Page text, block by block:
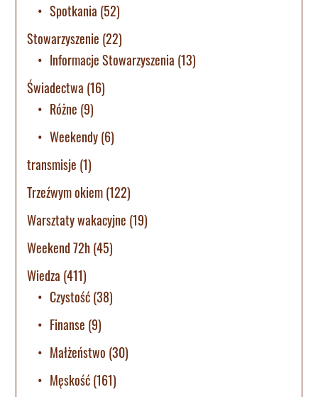
Spotkania (52)
Stowarzyszenie (22)
Informacje Stowarzyszenia (13)
Świadectwa (16)
Różne (9)
Weekendy(6)
transmisje (1)
Trzeźwym okiem(122)
Warsztaty wakacyjne (19)
Weekend 72h(45)
Wiedza (411)
Czystość(38)
Finanse (9)
Małżeństwo (30)
Męskość(161)